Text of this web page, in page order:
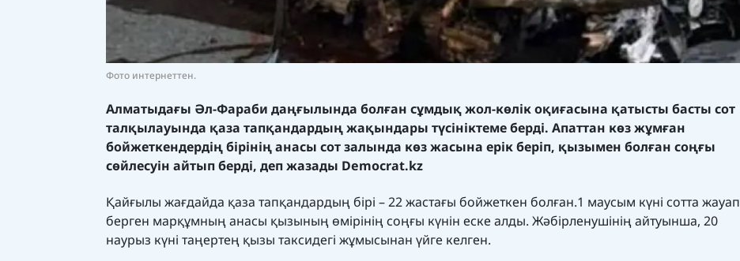
Фото интернеттен.
Алматыдағы Әл-Фараби даңғылында болған сұмдық жол-көлік оқиғасына қатысты басты сот
талқылауында қаза тапқандардың жақындары түсініктеме берді. Апаттан көз жұмған
бойжеткендердің бірінің анасы сот залында көз жасына ерік беріп, қызымен болған соңғы
сөйлесуін айтып берді, деп жазады Democrat.kz
Қайғылы жағдайда қаза тапқандардың бірі – 22 жастағы бойжеткен болған.1 маусым күні сотта жауап
берген марқұмның анасы қызының өмірінің соңғы күнін еске алды. Жәбірленушінің айтуынша, 20
наурыз күні таңертең қызы таксидегі жұмысынан үйге келген.